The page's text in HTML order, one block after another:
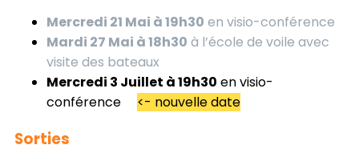
Mercredi 21 Mai à 19h30 en visio-conférence
Mardi 27 Mai à 18h30 à l’école de voile avec
visite des bateaux
Mercredi 3 Juillet à 19h30 en visio-
conférence <- nouvelle date
Sorties